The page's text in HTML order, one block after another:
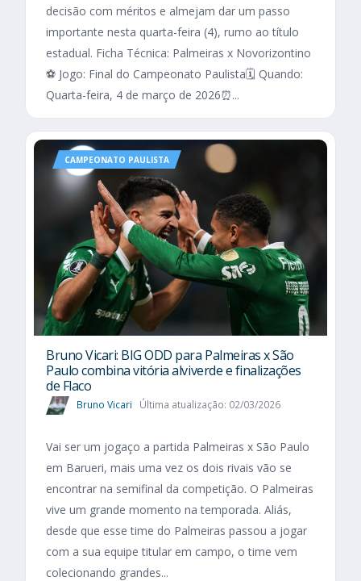
decisão com méritos e almejam dar um passo
importante nesta quarta-feira (4), rumo ao título
estadual. Ficha Técnica: Palmeiras x Novorizontino
⚽ Jogo: Final do Campeonato Paulista🗓️ Quando:
Quarta-feira, 4 de março de 2026⏰...
CAMPEONATO PAULISTA
Bruno Vicari: BIG ODD para Palmeiras x São
Paulo combina vitória alviverde e finalizações
de Flaco
Bruno Vicari Última atualização: 02/03/2026
Vai ser um jogaço a partida Palmeiras x São Paulo
em Barueri, mais uma vez os dois rivais vão se
encontrar na semifinal da competição. O Palmeiras
vive um grande momento na temporada. Aliás,
desde que esse time do Palmeiras passou a jogar
com a sua equipe titular em campo, o time vem
colecionando grandes...